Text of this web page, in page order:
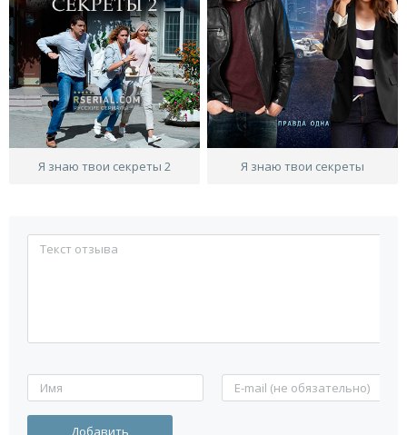
Я знаю твои секреты 2 Я знаю твои секреты